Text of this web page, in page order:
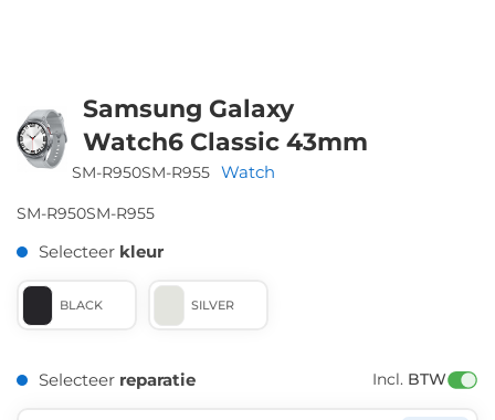
Samsung Galaxy
Watch6 Classic 43mm
SM-R950SM-R955 Watch
SM-R950SM-R955
Selecteer kleur
BLACK SILVER
Selecteer reparatie Incl. BTW